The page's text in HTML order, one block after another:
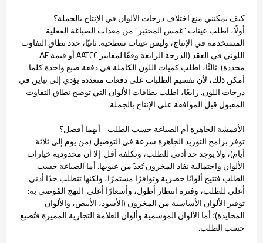
كيف يمكنني منع اختلاف درجات الألوان في الإنتاج بالجملة؟
أولًا، اطلب عينات "غمس المختبر" من معدات الصباغة الفعلية
المستخدمة في الإنتاج، وليس عينات سطحية. ثانيًا، حدد نطاق التفاوت
اللوني في العقد (الدرجة الرابعة وفقًا لمعايير AATCC أو قيمة ΔE
محددة). ثالثًا، اطلب كميات اللون الكاملة في دفعة صبغ واحدة كلما
أمكن ذلك، لأن تقسيم الطلبات على دفعات متعددة يؤدي إلى تباين في
درجات اللون. رابعًا، اطلب بطاقات الألوان التي توضح نطاق التفاوت
المقبول قبل الموافقة على الإنتاج بالجملة.
الأقمشة الجاهزة أم الصباغة حسب الطلب - أيهما أفضل؟
توفر برامج التوريد الجاهزة سرعة في التوصيل (من يوم إلى ثلاثة
أيام)، ولا يوجد حد أدنى للطلب، وتكلفة أقل. إلا أن محدودية خيارات
الألوان واحتمالية نفاد المخزون تُعدّ من عيوبها. أما الصباغة حسب
الطلب فتتيح ألوانًا حصرية وتوافرًا مستمرًا، ولكنها تتطلب حدًا أدنى
أعلى للطلب، وفترة انتظار أطول، وأسعارًا أعلى. النهج المُوصى به:
توفير الألوان الأساسية من المخزون (الأسود، الأبيض، والألوان
المحايدة)؛ أما الألوان الموسمية وألوان العلامة التجارية المميزة فتُصبغ
حسب الطلب.